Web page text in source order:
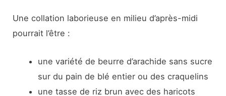
Une collation laborieuse en milieu d’après-midi
pourrait l’être :
une variété de beurre d’arachide sans sucre
sur du pain de blé entier ou des craquelins
une tasse de riz brun avec des haricots